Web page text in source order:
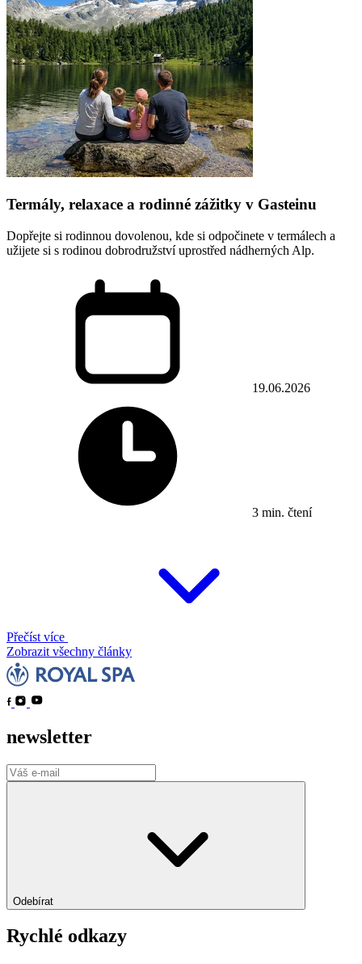
Termály, relaxace a rodinné zážitky v Gasteinu
Dopřejte si rodinnou dovolenou, kde si odpočinete v termálech a
užijete si s rodinou dobrodružství uprostřed nádherných Alp.
19.06.2026
3 min. čtení
Přečíst více
Zobrazit všechny články
newsletter
Odebírat
Rychlé odkazy